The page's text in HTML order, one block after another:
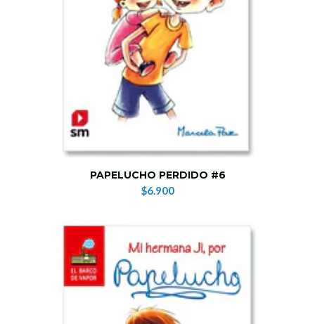
PAPELUCHO PERDIDO #6
$6.900